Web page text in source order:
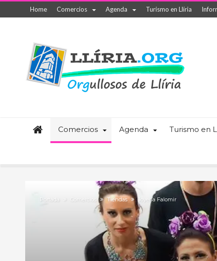
Home Comercios Agenda Turismo en Llíria
Comercios Agenda Turismo en
Portada Comercios Tiendas Joyería Falomir